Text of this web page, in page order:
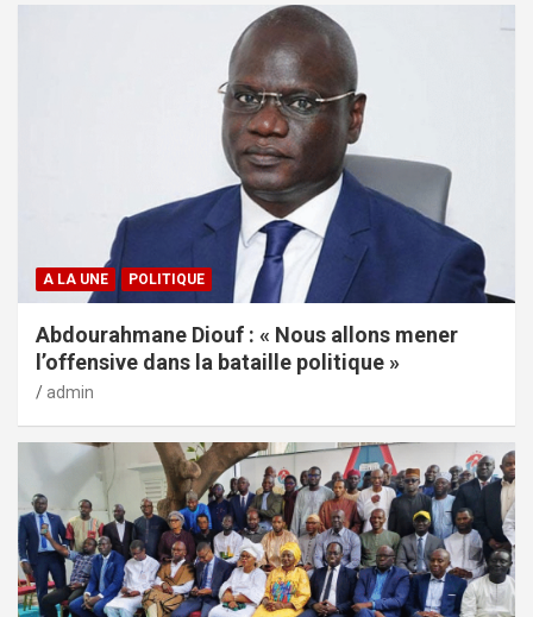
A LA UNE POLITIQUE
Abdourahmane Diouf : « Nous allons mener
l’offensive dans la bataille politique »
admin